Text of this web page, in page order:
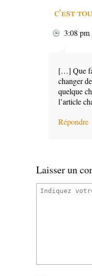
c'est
3:08 pm
[…] Que
changer
quelque
l’article
Répondre
Laisser un